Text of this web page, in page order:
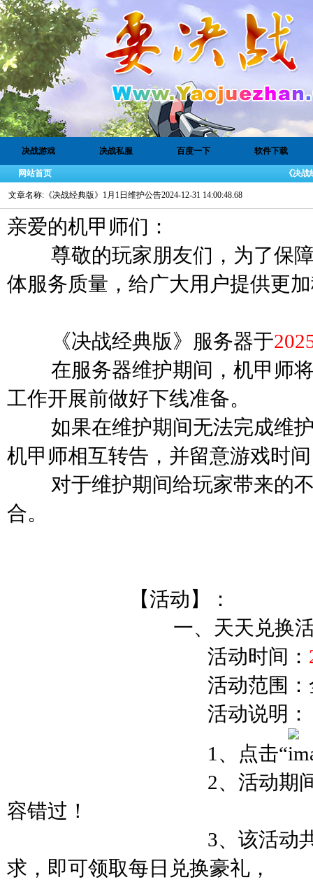
决战游戏 决战私服 百度一下 软件下载
网站首页 《决
文章名称:《决战经典版》1月1日维护公告2024-12-31 14:00:48.68
亲爱的机甲师们：
尊敬的玩家朋友们，为了保障
体服务质量，给广大用户提供更
《决战经典版》服务器于
在服务器维护期间，机甲师将
工作开展前做好下线准备。
如果在维护期间无法完成维护
机甲师相互转告，并留意游戏时
对于维护期间给玩家带来的不
合。
【活动】：
一、天天兑换活
活动时间：
活动范围：全
活动说明：
1、点击“
2、活动期
容错过！
3、该活动
求，即可领取每日兑换豪礼，